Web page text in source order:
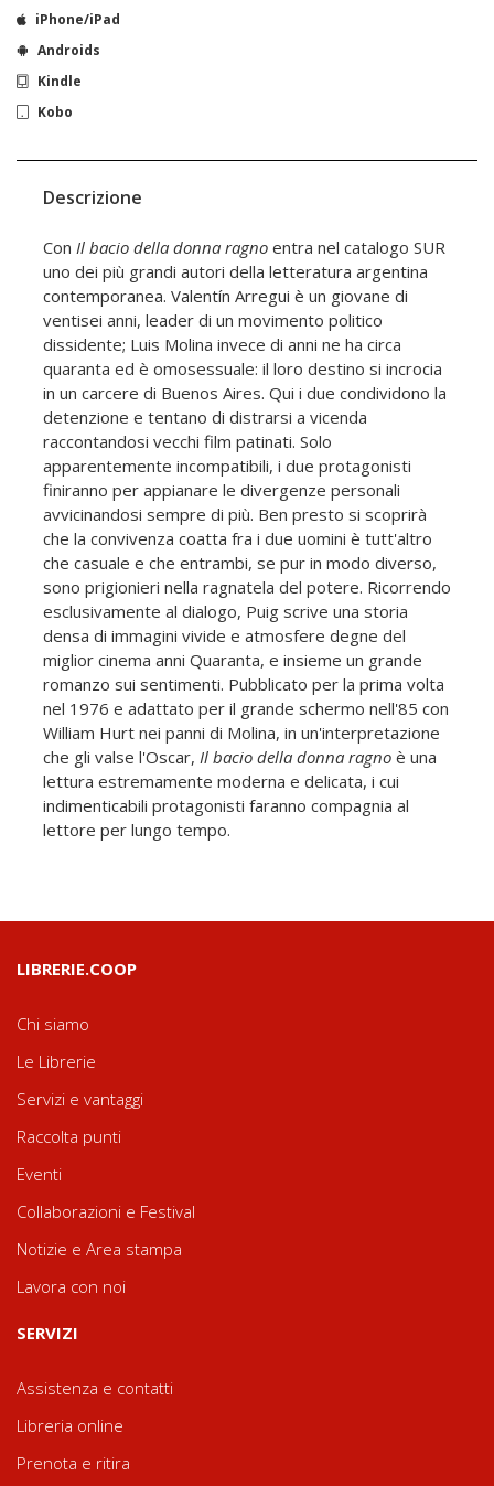
iPhone/iPad
Androids
Kindle
Kobo
Descrizione
Con Il bacio della donna ragno entra nel catalogo SUR
uno dei più grandi autori della letteratura argentina
contemporanea. Valentín Arregui è un giovane di
ventisei anni, leader di un movimento politico
dissidente; Luis Molina invece di anni ne ha circa
quaranta ed è omosessuale: il loro destino si incrocia
in un carcere di Buenos Aires. Qui i due condividono la
detenzione e tentano di distrarsi a vicenda
raccontandosi vecchi film patinati. Solo
apparentemente incompatibili, i due protagonisti
finiranno per appianare le divergenze personali
avvicinandosi sempre di più. Ben presto si scoprirà
che la convivenza coatta fra i due uomini è tutt'altro
che casuale e che entrambi, se pur in modo diverso,
sono prigionieri nella ragnatela del potere. Ricorrendo
esclusivamente al dialogo, Puig scrive una storia
densa di immagini vivide e atmosfere degne del
miglior cinema anni Quaranta, e insieme un grande
romanzo sui sentimenti. Pubblicato per la prima volta
nel 1976 e adattato per il grande schermo nell'85 con
William Hurt nei panni di Molina, in un'interpretazione
che gli valse l'Oscar, Il bacio della donna ragno è una
lettura estremamente moderna e delicata, i cui
indimenticabili protagonisti faranno compagnia al
lettore per lungo tempo.
LIBRERIE.COOP
Chi siamo
Le Librerie
Servizi e vantaggi
Raccolta punti
Eventi
Collaborazioni e Festival
Notizie e Area stampa
Lavora con noi
SERVIZI
Assistenza e contatti
Libreria online
Prenota e ritira